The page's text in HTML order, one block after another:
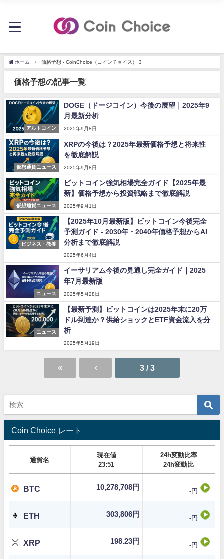
ホーム 価格予想 - CoinChoice（コインチョイス） 3
価格予想の記事一覧
アルトコイン
DOGE（ドージコイン）今後の展望｜2025年9
月最新分析
2025年9月8日
仮想通貨ニュース
XRPの今後は？2025年最新価格予想と将来性
を徹底解説
2025年9月8日
仮想通貨ニュース
ビットコイン強気相場完全ガイド【2025年最
新】価格予想から投資戦略まで徹底解説
2025年9月1日
ビジネス・教養
【2025年10月最新版】ビットコイン今後完全
予測ガイド - 2030年・2040年価格予想からAI
分析まで徹底解説
2025年6月4日
ニュース
イーサリアム今後の見通し完全ガイド｜2025
年7月最新版
2025年5月28日
ニュース
【最新予測】ビットコインは2025年末に20万
ドル到達か？供給ショックとETF資金流入を分
析
2025年5月19日
3 / 3
Coin Choice レート
通貨名
現在値
23:51
24h変動比率
24h変動比
BTC 10,278,708円
-
-円
ETH 303,806円
-
-円
XRP 198.23円
-
-円